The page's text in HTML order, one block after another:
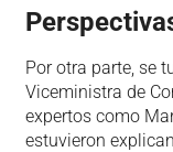
Por otra parte, se
Viceministra de
expertos como
estuvieron